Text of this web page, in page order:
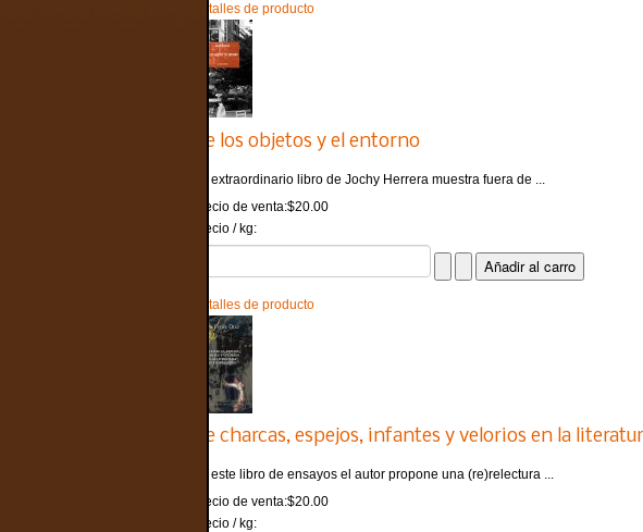
Detalles de producto
De los objetos y el entorno
“El extraordinario libro de Jochy Herrera muestra fuera de ...
Precio de venta:$20.00
Precio / kg:
Detalles de producto
De charcas, espejos, infantes y velorios en la
En este libro de ensayos el autor propone una (re)relectura ...
Precio de venta:$20.00
Precio / kg: